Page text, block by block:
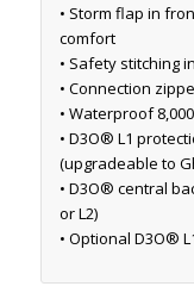
• Storm flap in
comfort
• Safety stitching
• Connection
• Waterproof
• D3O® L1
(upgradeable to
• D3O® central
or L2)
• Optional D3O®